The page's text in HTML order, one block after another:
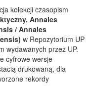
kolekcji czasopism
Annales
/ Annales
w Repozytorium UP
wydawanych przez UP.
cyfrowe wersje
drukowaną, dla
rekordy